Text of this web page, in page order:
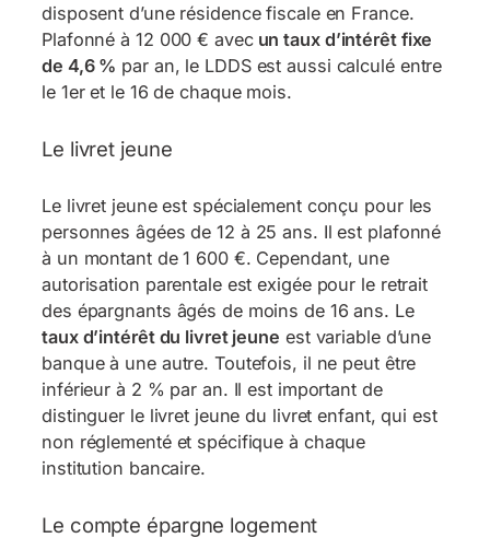
disposent d’une résidence fiscale en France.
Plafonné à 12 000 € avecun taux d’intérêt fixe
de 4,6 % par an, le LDDS est aussi calculé entre
le 1er et le 16 de chaque mois.
Le livret jeune
Le livret jeune est spécialement conçu pour les
personnes âgées de 12 à 25 ans. Il est plafonné
à un montant de 1 600 €. Cependant, une
autorisation parentale est exigée pour le retrait
des épargnants âgés de moins de 16 ans. Le
taux d’intérêt du livret jeune est variable d’une
banque à une autre. Toutefois, il ne peut être
inférieur à 2 % par an. Il est important de
distinguer le livret jeune du livret enfant, qui est
non réglementé et spécifique à chaque
institution bancaire.
Le compte épargne logement